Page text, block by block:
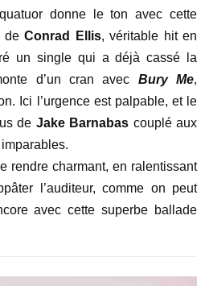
donne le ton avec cette
deConrad Ellis, véritable hit en
un single qui a déjà cassé la
d’un cran avec Bury Me,
Ici l’urgence est palpable, et le
de Jake Barnabas couplé aux
rendre charmant, en ralentissant
l’auditeur, comme on peut
avec cette superbe ballade